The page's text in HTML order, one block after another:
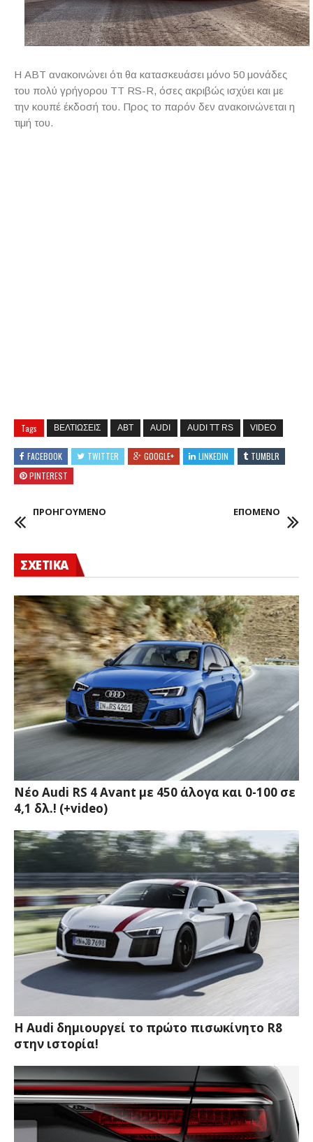
Η ABT ανακοινώνει ότι θα κατασκευάσει μόνο 50 μονάδες
του πολύ γρήγορου TT RS-R, όσες ακριβώς ισχύει και με
την κουπέ έκδοσή του. Προς το παρόν δεν ανακοινώνεται η
τιμή του.
Tags ΒΕΛΤΙΩΣΕΙΣ ABT AUDI AUDI TT RS VIDEO
FACEBOOK TWITTER GOOGLE+ LINKEDIN
TUMBLR
PINTEREST
ΠΡΟΗΓΟΥΜΕΝΟ ΕΠΟΜΕΝΟ
ΣΧΕΤΙΚΑ
Νέο Audi RS 4 Avant με 450 άλογα και 0-100 σε
4,1 δλ.! (+video)
Η Audi δημιουργεί το πρώτο πισωκίνητο R8
στην ιστορία!